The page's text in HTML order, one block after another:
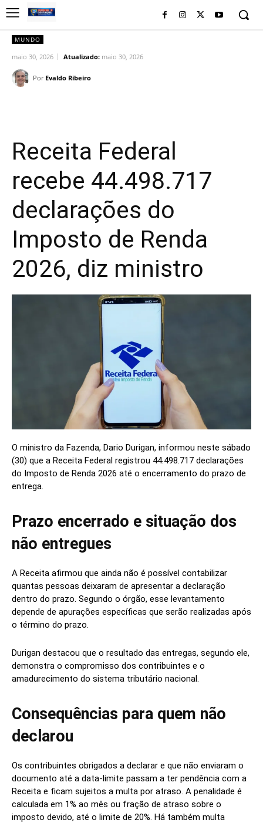
MUNDO
maio 30, 2026 Atualizado: maio 30, 2026
Por Evaldo Ribeiro
Receita Federal
recebe 44.498.717
declarações do
Imposto de Renda
2026, diz ministro
O ministro da Fazenda, Dario Durigan, informou neste sábado
(30) que a Receita Federal registrou 44.498.717 declarações
do Imposto de Renda 2026 até o encerramento do prazo de
entrega.
Prazo encerrado e situação dos
não entregues
A Receita afirmou que ainda não é possível contabilizar
quantas pessoas deixaram de apresentar a declaração
dentro do prazo. Segundo o órgão, esse levantamento
depende de apurações específicas que serão realizadas após
o término do prazo.
Durigan destacou que o resultado das entregas, segundo ele,
demonstra o compromisso dos contribuintes e o
amadurecimento do sistema tributário nacional.
Consequências para quem não
declarou
Os contribuintes obrigados a declarar e que não enviaram o
documento até a data-limite passam a ter pendência com a
Receita e ficam sujeitos a multa por atraso. A penalidade é
calculada em 1% ao mês ou fração de atraso sobre o
imposto devido, até o limite de 20%. Há também multa